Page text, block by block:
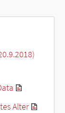
Alter